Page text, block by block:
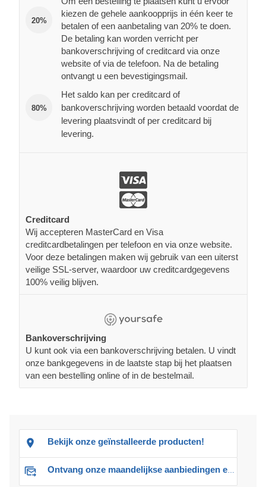
20%
kiezen de gehele aankoopprijs in één keer te
betalen of een aanbetaling van 20% te doen.
De betaling kan worden verricht per
bankoverschrijving of creditcard via onze
website of via de telefoon. Na de betaling
ontvangt u een bevestigingsmail.
80%
Het saldo kan per creditcard of
bankoverschrijving worden betaald voordat de
levering plaatsvindt of per creditcard bij
levering.
Creditcard
Wij accepteren MasterCard en Visa
creditcardbetalingen per telefoon en via onze website.
Voor deze betalingen maken wij gebruik van een uiterst
veilige SSL-server, waardoor uw creditcardgegevens
100% veilig blijven.
Bankoverschrijving
U kunt ook via een bankoverschrijving betalen. U vindt
onze bankgegevens in de laatste stap bij het plaatsen
van een bestelling online of in de bestelmail.
Bekijk onze geïnstalleerde producten!
Ontvang onze maandelijkse aanbiedingen en advies